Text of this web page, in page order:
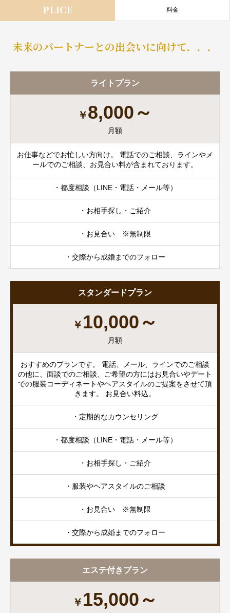
PLICE 料金
未来のパートナーとの出会いに向けて．．．
ライトプラン
￥8,000～
月額
お仕事などでお忙しい方向け。 電話でのご相談、ラインやメ
ールでのご相談、お見合い料が含まれております。
・都度相談（LINE・電話・メール等）
・お相手探し・ご紹介
・お見合い ※無制限
・交際から成婚までのフォロー
スタンダードプラン
￥ 10,000～
月額
おすすめのプランです。 電話、メール、ラインでのご相談
の他に、面談でのご相談、ご希望の方にはお見合いやデート
での服装コーディネートやヘアスタイルのご提案をさせて頂
きます。 お見合い料込。
・定期的なカウンセリング
・都度相談（LINE・電話・メール等）
・お相手探し・ご紹介
・服装やヘアスタイルのご相談
・お見合い ※無制限
・交際から成婚までのフォロー
エステ付きプラン
￥ 15,000～